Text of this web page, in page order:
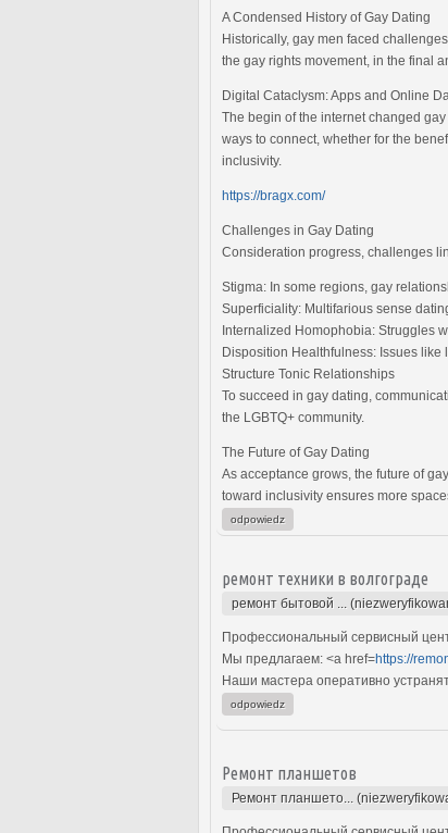
A Condensed History of Gay Dating
Historically, gay men faced
the gay rights movement, in the final
Digital Cataclysm: Apps and Online
The begin of the internet changed
ways to connect, whether for the
inclusivity.
https://bragx.com/
Challenges in Gay Dating
Consideration progress, challenges
Stigma: In some regions, gay
Superficiality: Multifarious sense
Internalized Homophobia: Struggles
Disposition Healthfulness: Issues
Structure Tonic Relationships
To succeed in gay dating,
the LGBTQ+ community.
The Future of Gay Dating
As acceptance grows, the future of
toward inclusivity ensures more
odpowiedz
ремонт техники в волгограде
ремонт бытовой ...
Профессиональный сервисный
Мы предлагаем: <a href=https://
Наши мастера оперативно
odpowiedz
Ремонт планшетов
Ремонт планшето...